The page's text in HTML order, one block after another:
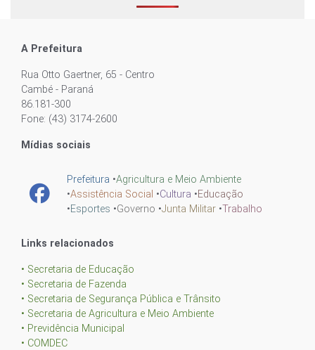
A Prefeitura
Rua Otto Gaertner, 65 - Centro
Cambé - Paraná
86.181-300
Fone: (43) 3174-2600
Mídias sociais
Prefeitura •Agricultura e Meio Ambiente
•Assistência Social •Cultura •Educação
•Esportes •Governo •Junta Militar •Trabalho
Links relacionados
• Secretaria de Educação
• Secretaria de Fazenda
• Secretaria de Segurança Pública e Trânsito
• Secretaria de Agricultura e Meio Ambiente
• Previdência Municipal
• COMDEC